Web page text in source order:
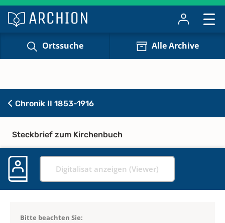
Ortssuche Alle Archive
Chronik II 1853-1916
Steckbrief zum Kirchenbuch
Digitalisat anzeigen (Viewer)
Bitte beachten Sie: